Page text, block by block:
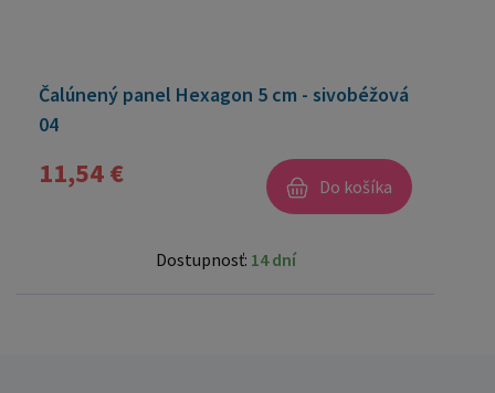
Čalúnený panel Hexagon 5 cm - sivobéžová
04
11,54 € Do košíka
Dostupnosť: 14 dní